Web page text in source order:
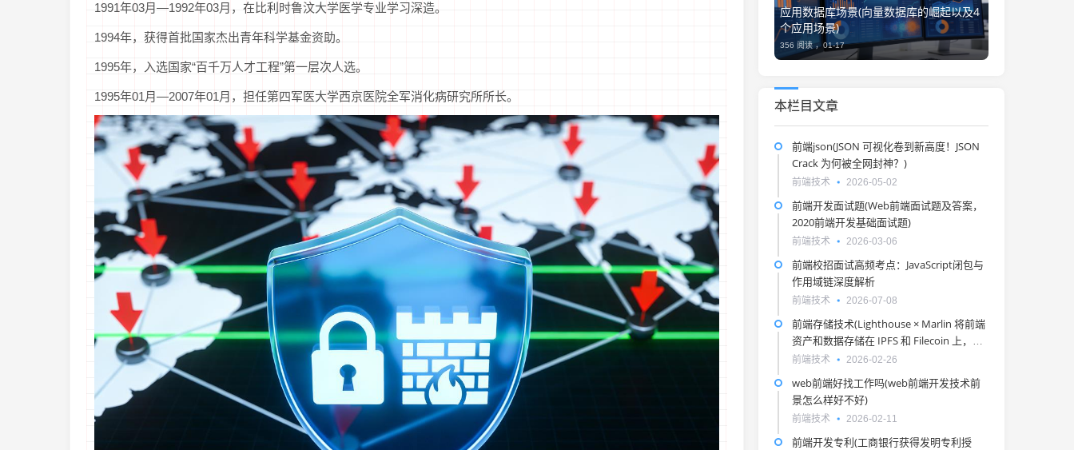
1991年03月—1992年03月，在比利时鲁汶大学医学专业学习深造。
1994年，获得首批国家杰出青年科学基金资助。
1995年，入选国家“百千万人才工程”第一层次人选。
1995年01月—2007年01月，担任第四军医大学西京医院全军消化病研究所所长。
应用数据库场景(向量数据库的崛起以及4
个应用场景)
356 阅读 ，01-17
本栏目文章
前端json(JSON 可视化卷到新高度！JSON
Crack 为何被全网封神？)
前端技术 2026-05-02
前端开发面试题(Web前端面试题及答案，
2020前端开发基础面试题)
前端技术 2026-03-06
前端校招面试高频考点：JavaScript闭包与
作用域链深度解析
前端技术 2026-07-08
前端存储技术(Lighthouse × Marlin 将前端
资产和数据存储在 IPFS 和 Filecoin 上，具
有永久性和可验证性。)
前端技术 2026-02-26
web前端好找工作吗(web前端开发技术前
景怎么样好不好)
前端技术 2026-02-11
前端开发专利(工商银行获得发明专利授